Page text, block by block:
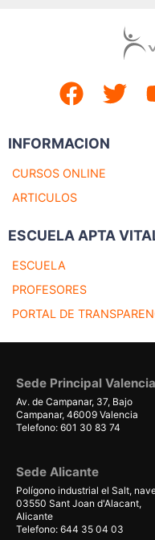
INFORMACION
CURSOS ONLINE
ARTICULOS
ESCUELA APTA
ESCUELA
PROFESORES
PORTAL DE
Sede Principal Valencia
Av. de Campanar, 37, Bajo
Campanar, 46009 Valencia
Telefono: 601 30 83 74
Sede Alicante
Polígono industrial el Salt,
03550 Sant Joan d'Alacant,
Alicante
Telefono: 644 35 04 03